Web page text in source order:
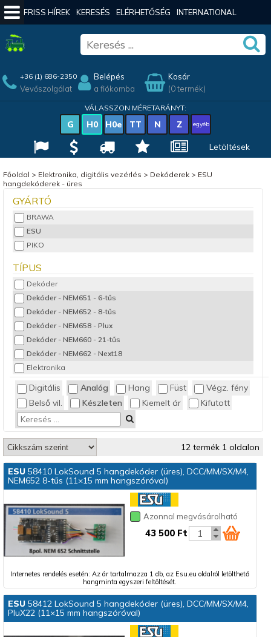
FRISS HÍREK KERESÉS ELÉRHETŐSÉG INTERNATIONAL
+36 (1) 686-2350
Vevőszolgálat
Belépés
a fiókomba
Kosár
(0 termék)
VÁLASSZON MÉRETARÁNYT:
G H0 H0e TT N Z egyéb
Letöltések
Főoldal > Elektronika, digitális vezérlés > Dekóderek> ESU
hangdekóderek - üres
GYÁRTÓ
BRAWA
ESU
PIKO
TÍPUS
Dekóder
Dekóder - NEM651 - 6-tűs
Dekóder - NEM652 - 8-tűs
Dekóder - NEM658 - Plux
Dekóder - NEM660 - 21-tűs
Dekóder - NEM662 - Next18
Elektronika
Digitális Analóg Hang Füst
Végz. fény
Belső vil.
Készleten Kiemelt ár Kifutott
12 termék 1 oldalon
ESU58410 LokSound 5 hangdekóder (üres), DCC/MM/SX/M4,
NEM652 8-tűs (11×15 mm hangszóróval)
Azonnal megvásárolható
43 500 Ft
Internetes rendelés esetén: Az ár tartalmazza 1 db, az Esu.eu oldalról letölthető
hangminta egyszeri feltöltését.
ESU58412 LokSound 5 hangdekóder (üres), DCC/MM/SX/M4,
PluX22 (11×15 mm hangszóróval)